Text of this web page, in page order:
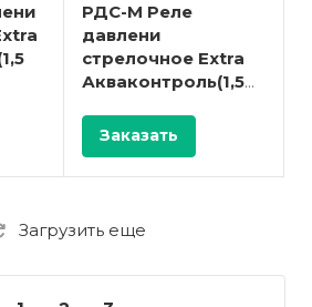
РДС-М Реле
давлени
стрелочное Extra
Акваконтроль(1,5
сек)
Заказать
Загрузить еще